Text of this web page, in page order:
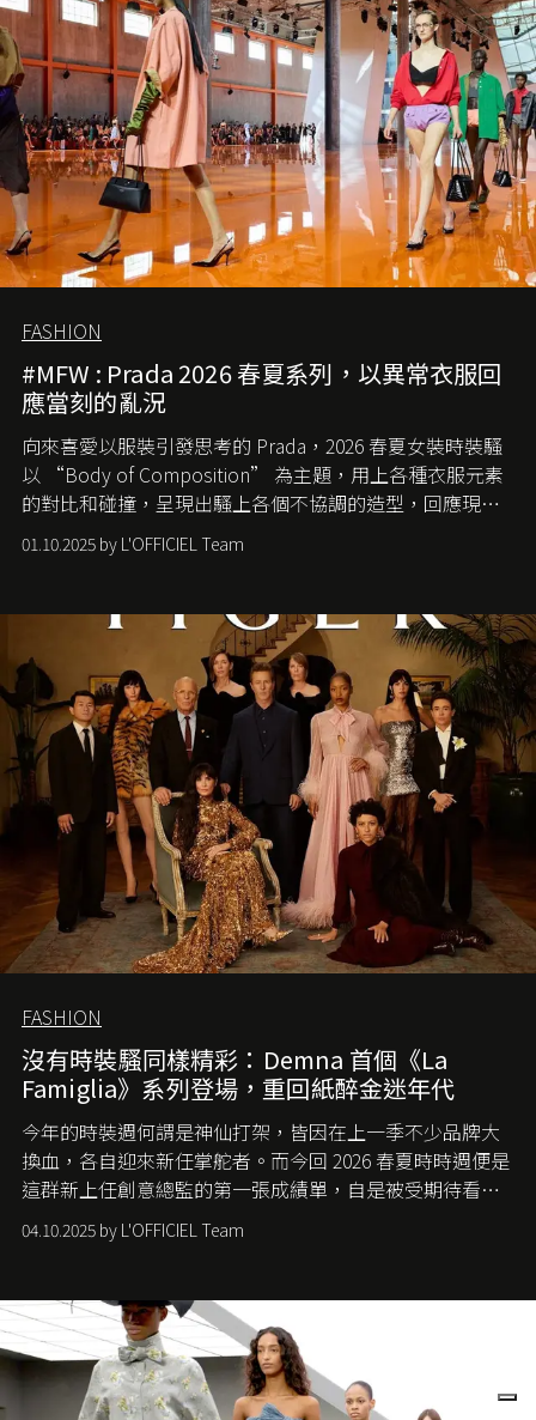
FASHION
#MFW : Prada 2026 春夏系列，以異常衣服回
應當刻的亂況
向來喜愛以服裝引發思考的 Prada，2026 春夏女裝時裝騷
以 “Body of Composition” 為主題，用上各種衣服元素
的對比和碰撞，呈現出騷上各個不協調的造型，回應現今
社會各種資訊、文化超載的現象。
01.10.2025 by L'OFFICIEL Team
FASHION
沒有時裝騷同樣精彩：Demna 首個《La
Famiglia》系列登場，重回紙醉金迷年代
今年的時裝週何謂是神仙打架，皆因在上一季不少品牌大
換血，各自迎來新任掌舵者。而今回 2026 春夏時時週便是
這群新上任創意總監的第一張成績單，自是被受期待看他
們如何各顯神通。意大利老牌 Gucci 在過去幾個季度業績
難已救回，開雲集團任命成功曾翻轉 Balenciaga 的愛將
團市值一日蒸發 30 億美元，大眾擔心走得太前的 Demna
會忽略品牌的美學基礎，最後變成三不像。而從剛剛推出
的首作所造成的話題及關注度，我們便知道 Demna 沒這麼
簡單，一個嶄新的 Gucci 時代已經展開！
04.10.2025 by L'OFFICIEL Team